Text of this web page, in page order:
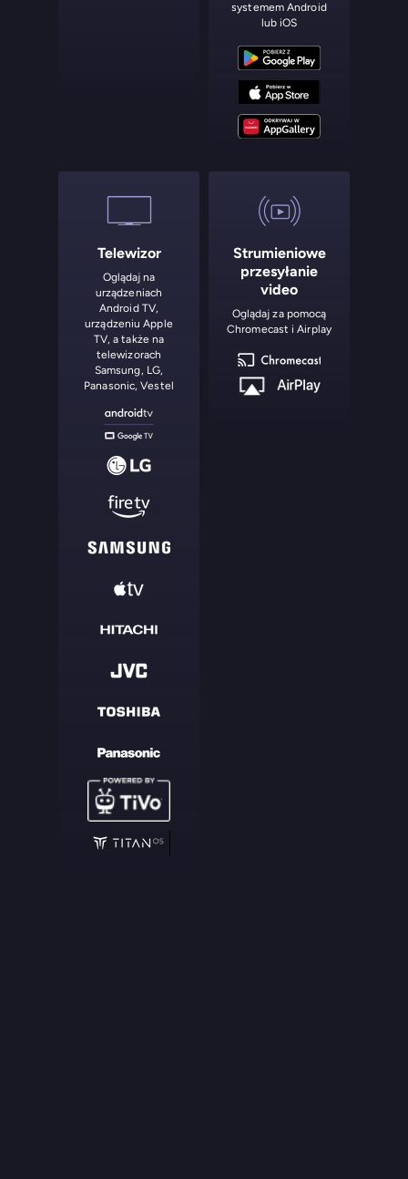
systemem Android
lub iOS
Telewizor
Oglądaj na
urządzeniach
Android TV,
urządzeniu Apple
TV, a także na
telewizorach
Samsung, LG,
Panasonic, Vestel
Strumieniowe
przesyłanie
video
Oglądaj za pomocą
Chromecast i Airplay